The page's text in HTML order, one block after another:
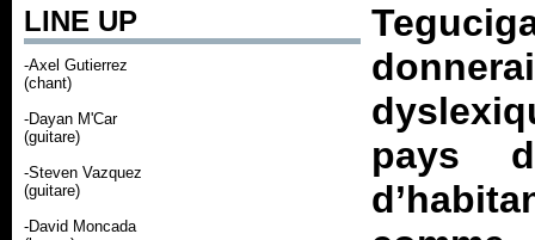
LINE UP
-Axel Gutierrez
(chant)
-Dayan M'Car
(guitare)
-Steven Vazquez
(guitare)
-David Moncada
pays